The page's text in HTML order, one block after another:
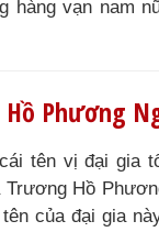
hàng vạn nam
Phương
tên vị đại gia
Trương Hồ
của đại gia